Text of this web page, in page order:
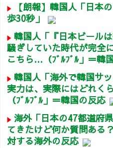
【朗報】韓国人「日本
歩30秒」
韓国人「『日本ビール
騒ぎしていた時代が完全
こちら…（ﾌﾞﾙﾌﾞﾙ」＝韓
韓国人「海外で韓国サ
実力は、実際にはどれく
（ﾌﾞﾙﾌﾞﾙ」＝韓国の反応
海外「日本の47都道府
てきたけど何か質問ある
対する海外の反応